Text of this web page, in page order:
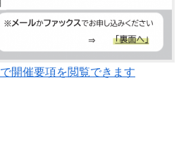
開催要項を閲覧できます